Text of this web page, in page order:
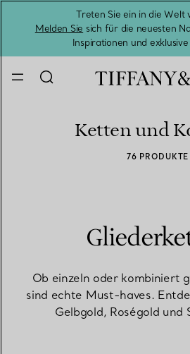
Treten Sie ein in die Welt
Melden Sie sich für die neuesten
Inspirationen und
Ketten und
76 PRODUKTE
Ob einzeln oder kombiniert
sind echte Must-haves.
Gelbgold, Roségold und